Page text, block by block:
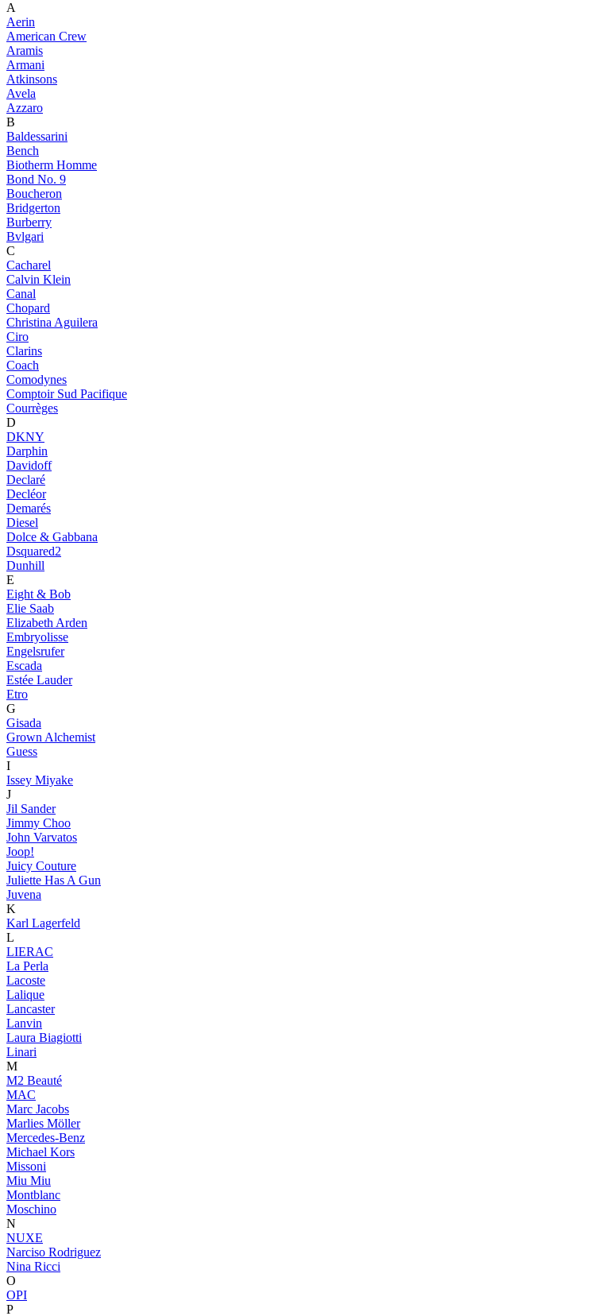
A
Aerin
American Crew
Aramis
Armani
Atkinsons
Avela
Azzaro
B
Baldessarini
Bench
Biotherm Homme
Bond No. 9
Boucheron
Bridgerton
Burberry
Bvlgari
C
Cacharel
Calvin Klein
Canal
Chopard
Christina Aguilera
Ciro
Clarins
Coach
Comodynes
Comptoir Sud Pacifique
Courrèges
D
DKNY
Darphin
Davidoff
Declaré
Decléor
Demarés
Diesel
Dolce & Gabbana
Dsquared2
Dunhill
E
Eight & Bob
Elie Saab
Elizabeth Arden
Embryolisse
Engelsrufer
Escada
Estée Lauder
Etro
G
Gisada
Grown Alchemist
Guess
I
Issey Miyake
J
Jil Sander
Jimmy Choo
John Varvatos
Joop!
Juicy Couture
Juliette Has A Gun
Juvena
K
Karl Lagerfeld
L
LIERAC
La Perla
Lacoste
Lalique
Lancaster
Lanvin
Laura Biagiotti
Linari
M
M2 Beauté
MAC
Marc Jacobs
Marlies Möller
Mercedes-Benz
Michael Kors
Missoni
Miu Miu
Montblanc
Moschino
N
NUXE
Narciso Rodriguez
Nina Ricci
O
OPI
P